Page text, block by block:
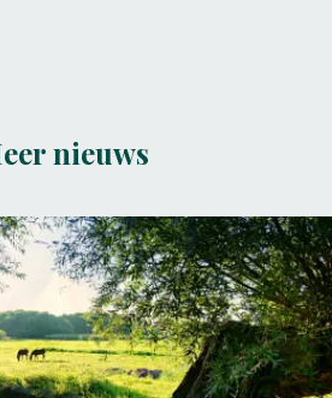
nieuws